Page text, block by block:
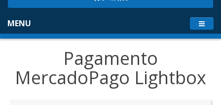
MENU
Pagamento
MercadoPago Lightbox